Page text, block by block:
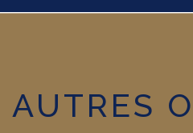
AUTRES